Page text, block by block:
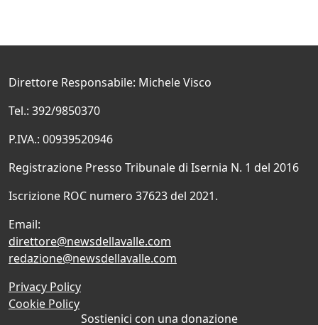
Direttore Responsabile: Michele Visco
Tel.: 392/9850370
P.IVA.: 00939520946
Registrazione Presso Tribunale di Isernia N. 1 del 2016
Iscrizione ROC numero 37623 del 2021.
Email:
direttore@newsdellavalle.com
redazione@newsdellavalle.com
Privacy Policy
Cookie Policy
Sostienici con una donazione